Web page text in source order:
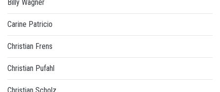
Billy Wagner
Carine Patricio
Christian Frens
Christian Pufahl